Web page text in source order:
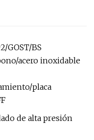
GOST/BS
acero inoxidable
placa
de alta presión